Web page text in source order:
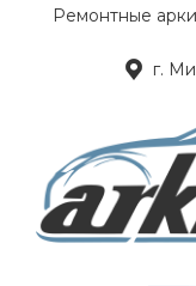
Ремонтные
г.